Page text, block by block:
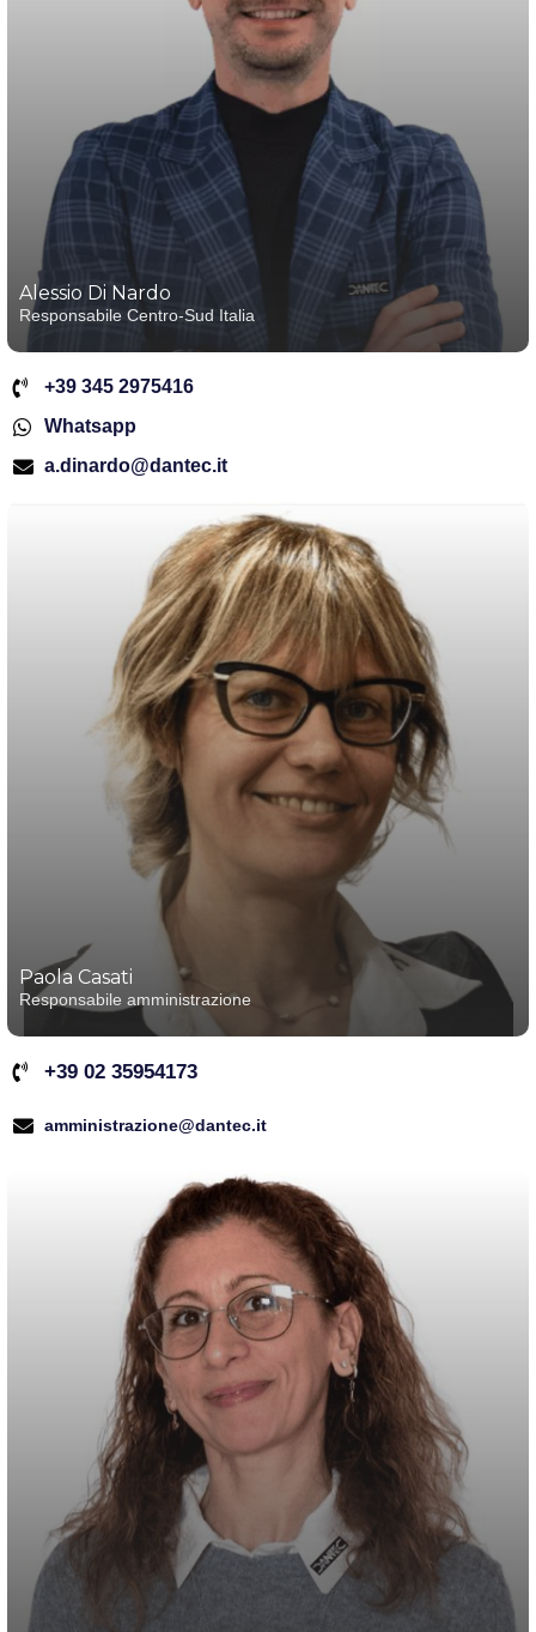
Alessio Di Nardo
Responsabile Centro-Sud Italia
+39 345 2975416
Whatsapp
a.dinardo@dantec.it
Paola Casati
Responsabile amministrazione
+39 02 35954173
amministrazione@dantec.it